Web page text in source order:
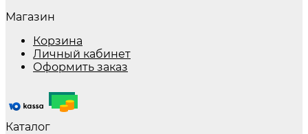
Магазин
Корзина
Личный кабинет
Оформить заказ
Каталог